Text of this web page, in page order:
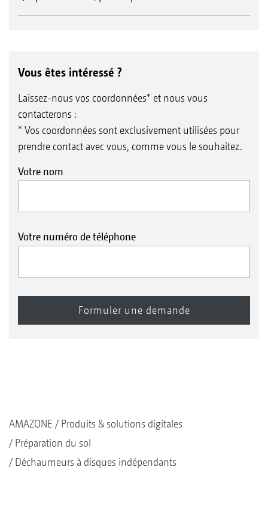
Vous êtes intéressé ?
Laissez-nous vos coordonnées* et nous vous
contacterons :
* Vos coordonnées sont exclusivement utilisées pour
prendre contact avec vous, comme vous le souhaitez.
Votre nom
Votre numéro de téléphone
AMAZONE
Produits & solutions digitales
Préparation du sol
Déchaumeurs à disques indépendants